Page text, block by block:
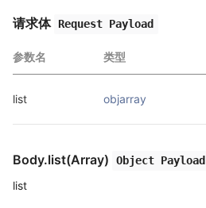
请求体 Request Payload
参数名 类型
list objarray
Body.list(Array) Object Payload
list